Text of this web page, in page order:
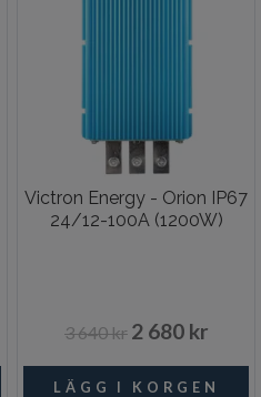
Victron Energy - Orion IP67
24/12-100A (1200W)
3 640 kr 2 680 kr